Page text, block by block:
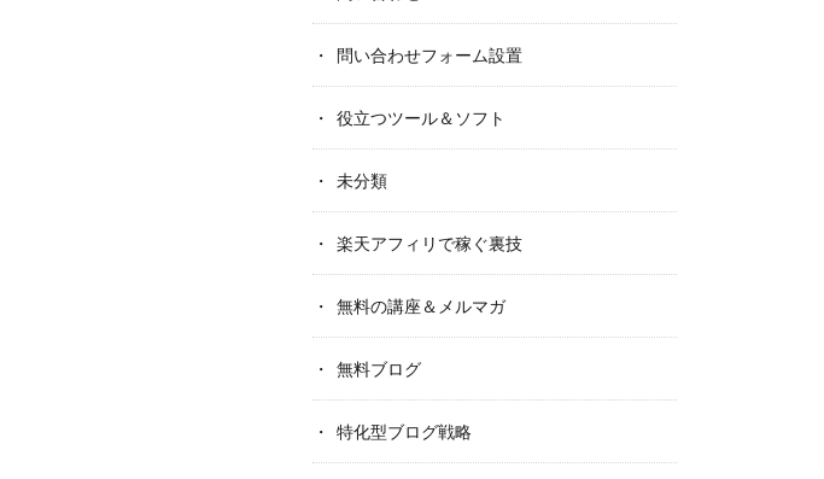
問い合わせフォーム設置
役立つツール＆ソフト
未分類
楽天アフィリで稼ぐ裏技
無料の講座＆メルマガ
無料ブログ
特化型ブログ戦略